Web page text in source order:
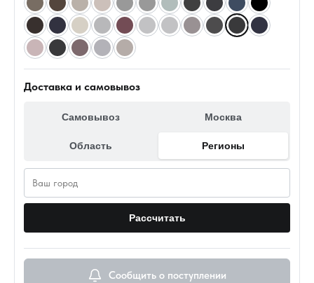
Доставка и самовывоз
Самовывоз Москва
Область Регионы
Рассчитать
Сообщить о поступлении